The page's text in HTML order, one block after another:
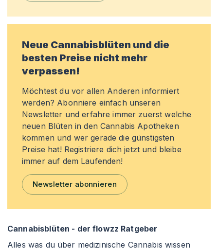
Neue Cannabisblüten und die
besten Preise nicht mehr
verpassen!
Möchtest du vor allen Anderen informiert
werden? Abonniere einfach unseren
Newsletter und erfahre immer zuerst welche
neuen Blüten in den Cannabis Apotheken
kommen und wer gerade die günstigsten
Preise hat! Registriere dich jetzt und bleibe
immer auf dem Laufenden!
Newsletter abonnieren
Cannabisblüten - der flowzz Ratgeber
Alles was du über medizinische Cannabis wissen